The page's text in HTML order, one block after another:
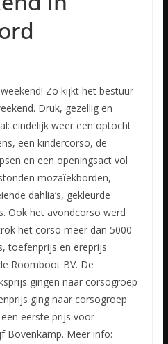
Zo kijkt het bestuur
Druk, gezellig en
eindelijk weer een optocht
een kindercorso, de
en een openingsact vol
mozaïekborden,
dahlia’s, gekleurde
Ook het avondcorso werd
het corso meer dan 5000
toefenprijs en ereprijs
Roomboot BV. De
gingen naar corsogroep
ging naar corsogroep
eerste prijs voor
Bovenkamp. Meer info: